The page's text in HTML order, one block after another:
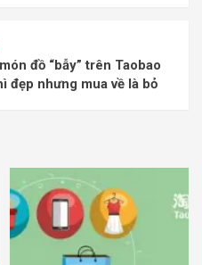
đồ “bẫy” trên Taobao
đẹp nhưng mua về là bỏ